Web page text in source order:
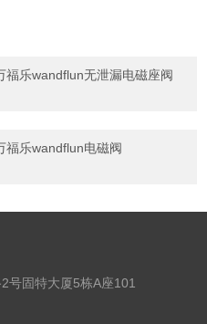
福乐wandflun无泄漏电磁座阀
福乐wandflun电磁阀
号固特大厦5栋A座101